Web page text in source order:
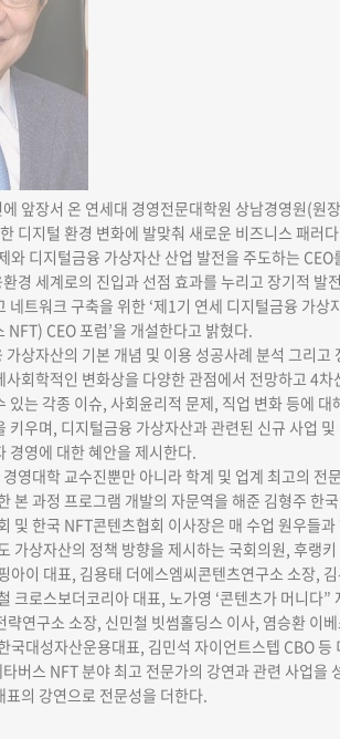
앞장서 온 연세대 경영전문대학원 상남경영원(원장
디지털 환경 변화에 발맞춰 새로운 비즈니스 패러
와 디지털금융 가상자산 산업 발전을 주도하는 CEO
경 세계로의 진입과 선점 효과를 누리고 장기적 발
네트워크 구축을 위한 ‘제1기 연세 디지털금융 가상
NFT) CEO 포럼’을 개설한다고 밝혔다.
상자산의 기본 개념 및 이용 성공사례 분석 그리고
사회학적인 변화상을 다양한 관점에서 전망하고 4차
있는 각종 이슈, 사회윤리적 문제, 직업 변화 등에 대
키우며, 디지털금융 가상자산과 관련된 신규 사업 및
경영에 대한 혜안을 제시한다.
영대학 교수진뿐만 아니라 학계 및 업계 최고의 전
본 과정 프로그램 개발의 자문역을 해준 김형주 한국
및 한국 NFT콘텐츠협회 이사장은 매 수업 원우들과
가상자산의 정책 방향을 제시하는 국회의원, 후랭키
아이 대표, 김용태 더에스엠씨콘텐츠연구소 소장,
크로스보더코리아 대표, 노가영 ‘콘텐츠가 머니다”
략연구소 소장, 신민철 빗썸홀딩스 이사, 염승환 이
국대성자산운용대표, 김민석 자이언트스텝 CBO 등
버스 NFT 분야 최고 전문가의 강연과 관련 사업을
표의 강연으로 전문성을 더한다.